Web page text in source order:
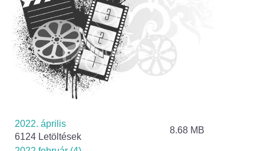
Alapítványok
Helyi Építési Szabályzat
INTÉZMÉNYEK
Óvodakert
2022. április
6124 Letöltések
8.68 MB